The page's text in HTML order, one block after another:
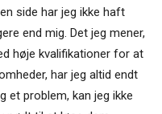
side har jeg ikke haft
end mig. Det jeg mener,
høje kvalifikationer for at
har jeg altid endt
et problem, kan jeg ikke